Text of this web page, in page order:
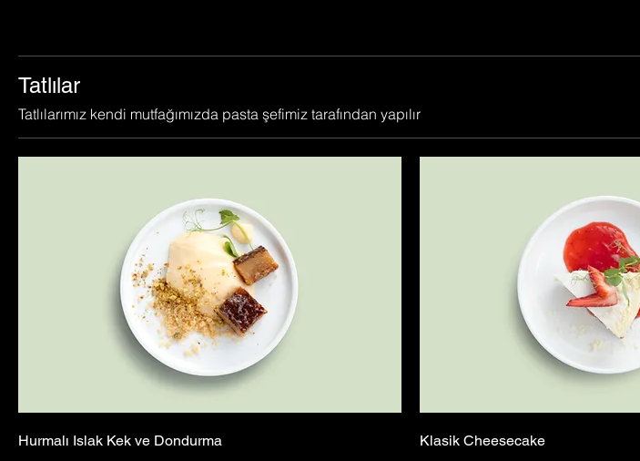
Tatlılar
Tatlılarımız kendi mutfağımızda pasta şefimiz tarafından yapılır
Hurmalı Islak Kek ve Dondurma Klasik Cheesecake